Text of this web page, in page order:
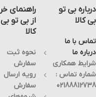
تشخیصی
انگل
Toxoplasma
اهمیت
کیت
پنل
Toxoplasma
می
باشد .
کیت
پنل
تورچ
درباره بی تو
بی کالا
تماس با ما
درباره ما
شرایط همکاری
شماره تماس :
02188812738
راهنمای
از بی تو بی
کالا
نحوه ثبت
سفارش
رویه ارسال
سفارش